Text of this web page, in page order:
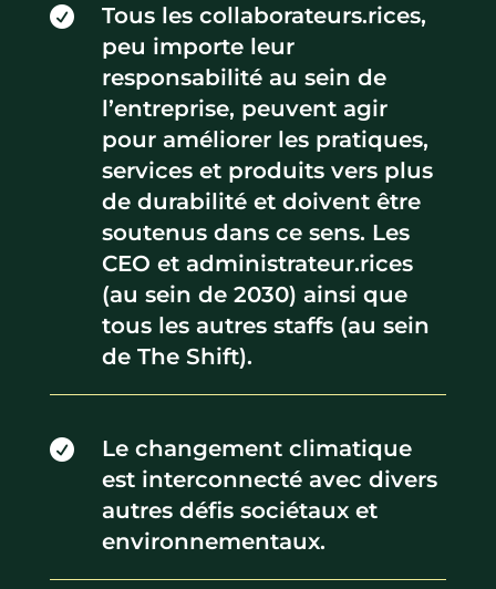

Tous les collaborateurs.rices,
peu importe leur
responsabilité au sein de
l’entreprise, peuvent agir
pour améliorer les pratiques,
services et produits vers plus
de durabilité et doivent être
soutenus dans ce sens. Les
CEO et administrateur.rices
(au sein de 2030) ainsi que
tous les autres staffs (au sein
de The Shift).

Le changement climatique
est interconnecté avec divers
autres défis sociétaux et
environnementaux.